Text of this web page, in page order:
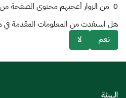
0 من الزوار أعجبهم محتوى الصفحة
هل استفدت من المعلومات المقدمة
نعم
لا
الهيئة